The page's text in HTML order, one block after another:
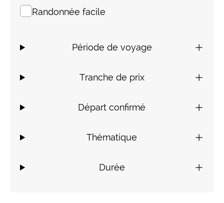
Randonnée facile
Période de voyage
Tranche de prix
Départ confirmé
Thématique
Durée
Birmanie